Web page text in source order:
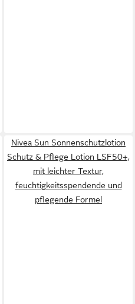
Nivea Sun Sonnenschutzlotion
Schutz & Pflege Lotion LSF50+,
mit leichter Textur,
feuchtigkeitsspendende und
pflegende Formel